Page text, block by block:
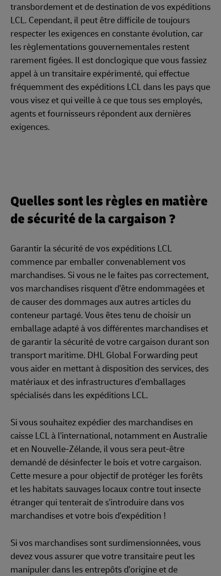
transbordement et de destination de vos expéditions
LCL. Cependant, il peut être difficile de toujours
respecter les exigences en constante évolution, car
les règlementations gouvernementales restent
rarement figées. Il est donclogique que vous fassiez
appel à un transitaire expérimenté, qui effectue
fréquemment des expéditions LCL dans les pays que
vous visez et qui veille à ce que tous ses employés,
agents et fournisseurs répondent aux dernières
exigences.
Quelles sont les règles en matière
de sécurité de la cargaison ?
Garantir la sécurité de vos expéditions LCL
commence par emballer convenablement vos
marchandises. Si vous ne le faites pas correctement,
vos marchandises risquent d'être endommagées et
de causer des dommages aux autres articles du
conteneur partagé. Vous êtes tenu de choisir un
emballage adapté à vos différentes marchandises et
de garantir la sécurité de votre cargaison durant son
transport maritime. DHL Global Forwarding peut
vous aider en mettant à disposition des services, des
matériaux et des infrastructures d'emballages
spécialisés dans les expéditions LCL.
Si vous souhaitez expédier des marchandises en
caisse LCL à l'international, notamment en Australie
et en Nouvelle-Zélande, il vous sera peut-être
demandé de désinfecter le bois et votre cargaison.
Cette mesure a pour objectif de protéger les forêts
et les habitats sauvages locaux contre tout insecte
étranger qui tenterait de s'introduire dans vos
marchandises et votre bois d'expédition !
Si vos marchandises sont surdimensionnées, vous
devez vous assurer que votre transitaire peut les
manipuler dans les entrepôts d'origine et de